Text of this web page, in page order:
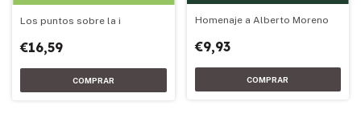
Los puntos sobre la i
€16,59
Homenaje a Alberto Moreno
€9,93